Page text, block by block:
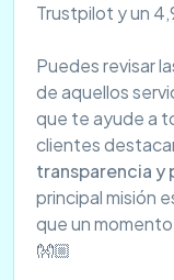
Trustpilot y un
Puedes revisar
de aquellos
que te ayude a
clientes
transparencia y
principal misión
que un
👐🏼